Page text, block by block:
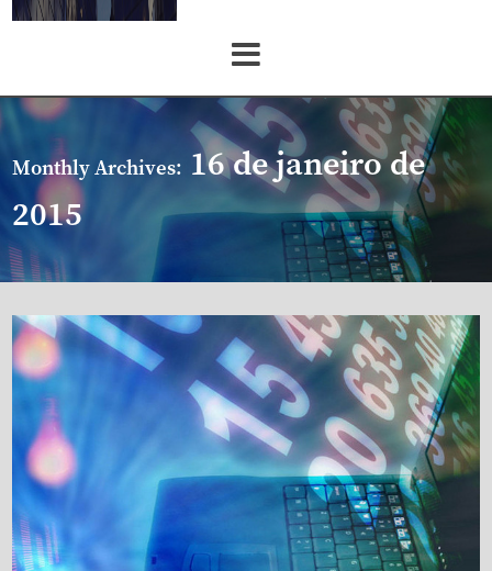
Monthly Archives: 16 de janeiro de
2015